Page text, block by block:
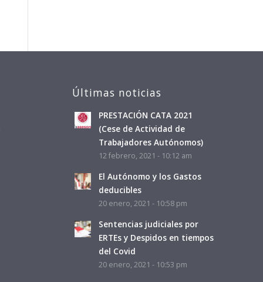
Últimas noticias
PRESTACIÓN CATA 2021
(Cese de Actividad de
Trabajadores Autónomos)
12 febrero, 2021 - 10:12 am
El Autónomo y los Gastos
deducibles
20 enero, 2021 - 10:58 pm
Sentencias judiciales por
ERTEs y Despidos en tiempos
del Covid
20 enero, 2021 - 10:53 pm